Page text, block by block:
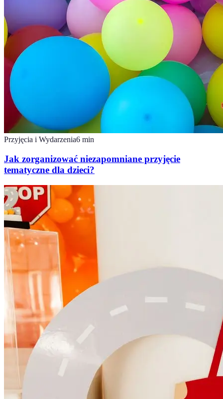
Przyjęcia i Wydarzenia6 min
Jak zorganizować niezapomniane przyjęcie
tematyczne dla dzieci?